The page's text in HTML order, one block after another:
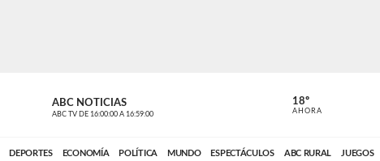
ABC NOTICIAS
ABC TV DE 16:00:00 A 16:59:00 ABC CARDINAL
18º
AHORA
DEPORTES ECONOMÍA POLÍTICA MUNDO ESPECTÁCULOS ABC RURAL JUEGOS